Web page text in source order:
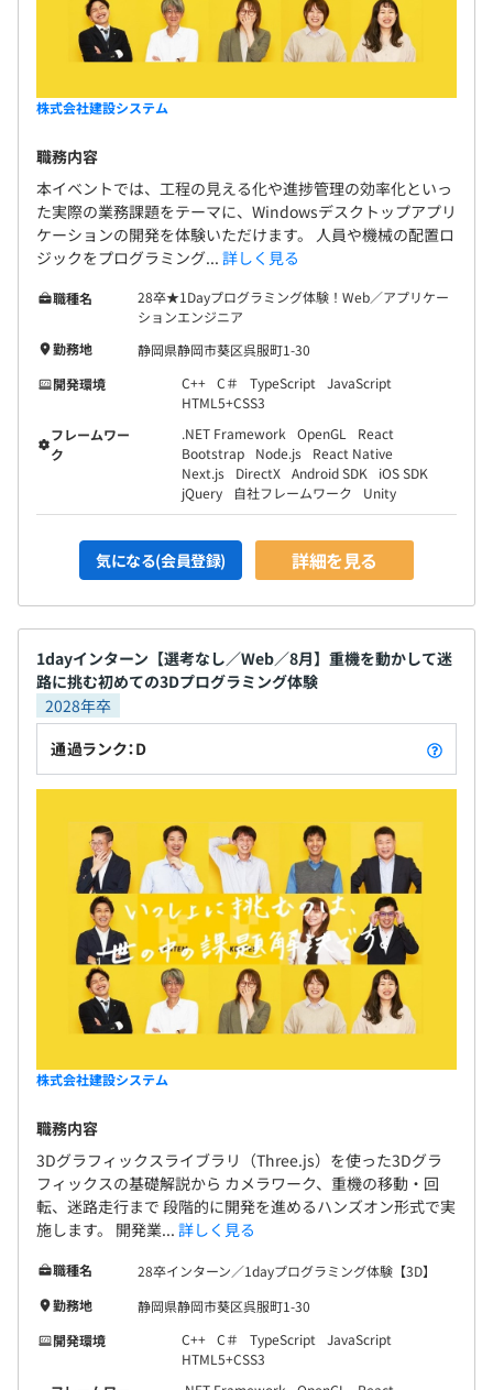
・フレームワーク：.NET MAUI
・バージョン管理：GitHub
・コミュニケーション：Teams、Zoom等
開発手法：アジャイル
半期ごとに従事した各プロジェクトの実績と半期に設定し
た目標へと取り組みについて評価していきます。
合わせて人材役割とスキル向上を評価していきます。
スキル向上についてはセミナー受講等会社が支援します。
あります。
エンジニア130名で構成されています。
平均5名～10名で開発をおこなっております。
1プロジェクトの単位期間はおよそ3カ月です。
株式会社建設システム
職務内容
本イベントでは、工程の見える化や進捗管理の効率化といっ
た実際の業務課題をテーマに、Windowsデスクトップアプリ
ケーションの開発を体験いただけます。 人員や機械の配置ロ
ジックをプログラミング... 詳しく見る
職種名
28卒★1Dayプログラミング体験！Web／アプリケー
ションエンジニア
勤務地
静岡県静岡市葵区呉服町1-30
開発環境
C++ C＃ TypeScript
JavaScript
HTML5+CSS3
フレームワー
ク
.NET Framework OpenGL
React
Bootstrap
Node.js
React Native
Next.js
DirectX Android SDK
iOS SDK
jQuery
自社フレームワーク Unity
気になる(会員登録) 詳細を見る
1dayインターン【選考なし／Web／8月】重機を動かして迷
路に挑む初めての3Dプログラミング体験
2028年卒
通過ランク：D
株式会社建設システム
職務内容
3Dグラフィックスライブラリ（Three.js）を使った3Dグラ
フィックスの基礎解説から カメラワーク、重機の移動・回
転、迷路走行まで 段階的に開発を進めるハンズオン形式で実
施します。 開発業... 詳しく見る
職種名
28卒インターン／1dayプログラミング体験【3D】
勤務地
静岡県静岡市葵区呉服町1-30
開発環境
C++ C＃ TypeScript
JavaScript
HTML5+CSS3